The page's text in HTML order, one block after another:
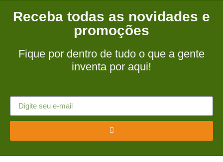
Receba todas as novidades e
promoções
Fique por dentro de tudo o que a gente
inventa por aqui!